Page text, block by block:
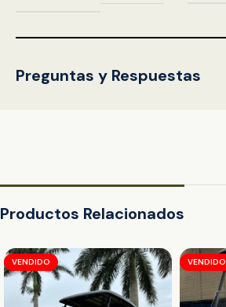
Preguntas y Respuestas
Productos Relacionados
VENDIDO VENDIDO